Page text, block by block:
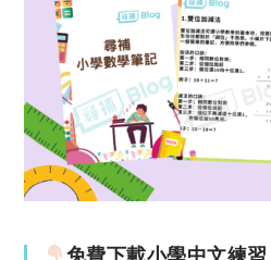
免費下載小學中文練習